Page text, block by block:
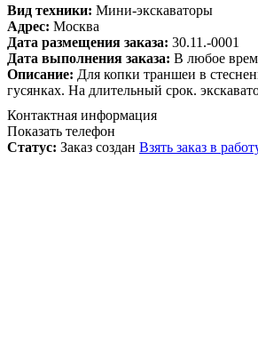
Вид техники: Мини-экскаваторы
Адрес: Москва
Дата размещения заказа: 30.11.-0001
Дата выполнения заказа: В любое
Описание: Для копки траншеи в
гусянках. На длительный срок.
Контактная информация
Показать телефон
Статус: Заказ создан Взять заказ в